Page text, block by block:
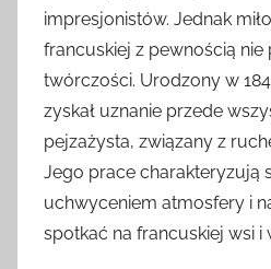
impresjonistów. Jednak
francuskiej z pewnością nie
twórczości. Urodzony w
zyskał uznanie przede
pejzażysta, związany z
Jego prace charakteryzują
uchwyceniem atmosfery i
spotkać na francuskiej wsi i